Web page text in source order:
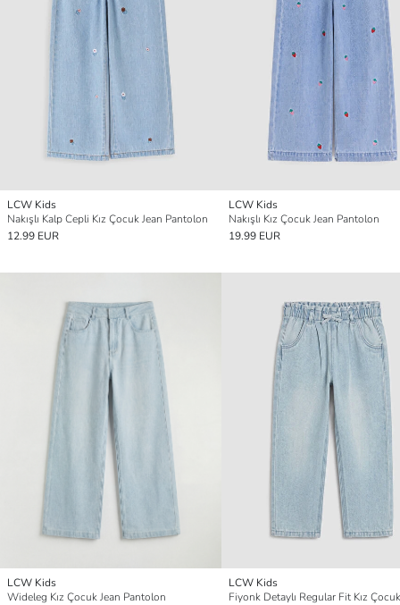
LCW Kids
Nakışlı Kalp Cepli Kız Çocuk Jean Pantolon
12.99 EUR
LCW Kids
Nakışlı Kız Çocuk Jean Pantolon
19.99 EUR
LCW Kids
Wideleg Kız Çocuk Jean Pantolon
LCW Kids